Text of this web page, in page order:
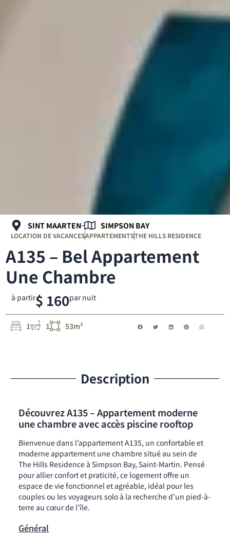
1 1 53m²
à partir$ 160par nuit
A135 – Bel Appartement
Une Chambre
SINT MAARTEN SIMPSON BAY
LOCATION DE VACANCESAPPARTEMENTSTHE HILLS RESIDENCE
Description
Découvrez A135 – Appartement moderne
une chambre avec accès piscine rooftop
Bienvenue dans l’appartement A135, un confortable et
moderne appartement une chambre situé au sein de
The Hills Residence à Simpson Bay, Saint-Martin. Pensé
pour allier confort et praticité, ce logement offre un
espace de vie fonctionnel et agréable, idéal pour les
couples ou les voyageurs solo à la recherche d’un pied-à-
terre au cœur de l’île.
Général